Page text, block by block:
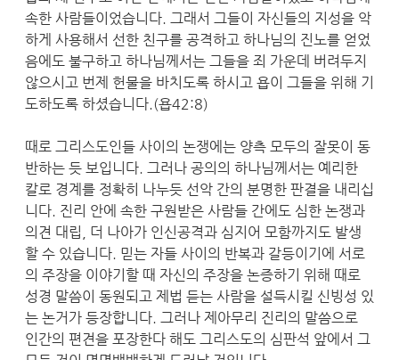
속한 사람들이었습니다. 그래서 그들이 자신들의 지성을 악
하게 사용해서 선한 친구를 공격하고 하나님의 진노를 얻었
음에도 불구하고 하나님께서는 그들을 죄 가운데 버려두지
않으시고 번제 헌물을 바치도록 하시고 욥이 그들을 위해 기
도하도록 하셨습니다.(욥42:8)
때로 그리스도인들 사이의 논쟁에는 양측 모두의 잘못이 동
반하는 듯 보입니다. 그러나 공의의 하나님께서는 예리한
칼로 경계를 정확히 나누듯 선악 간의 분명한 판결을 내리십
니다. 진리 안에 속한 구원받은 사람들 간에도 심한 논쟁과
의견 대립, 더 나아가 인신공격과 심지어 모함까지도 발생
할 수 있습니다. 믿는 자들 사이의 반복과 갈등이기에 서로
의 주장을 이야기할 때 자신의 주장을 논증하기 위해 때로
성경 말씀이 동원되고 제법 듣는 사람을 설득시킬 신빙성 있
는 논거가 등장합니다. 그러나 제아무리 진리의 말씀으로
인간의 편견을 포장한다 해도 그리스도의 심판석 앞에서 그